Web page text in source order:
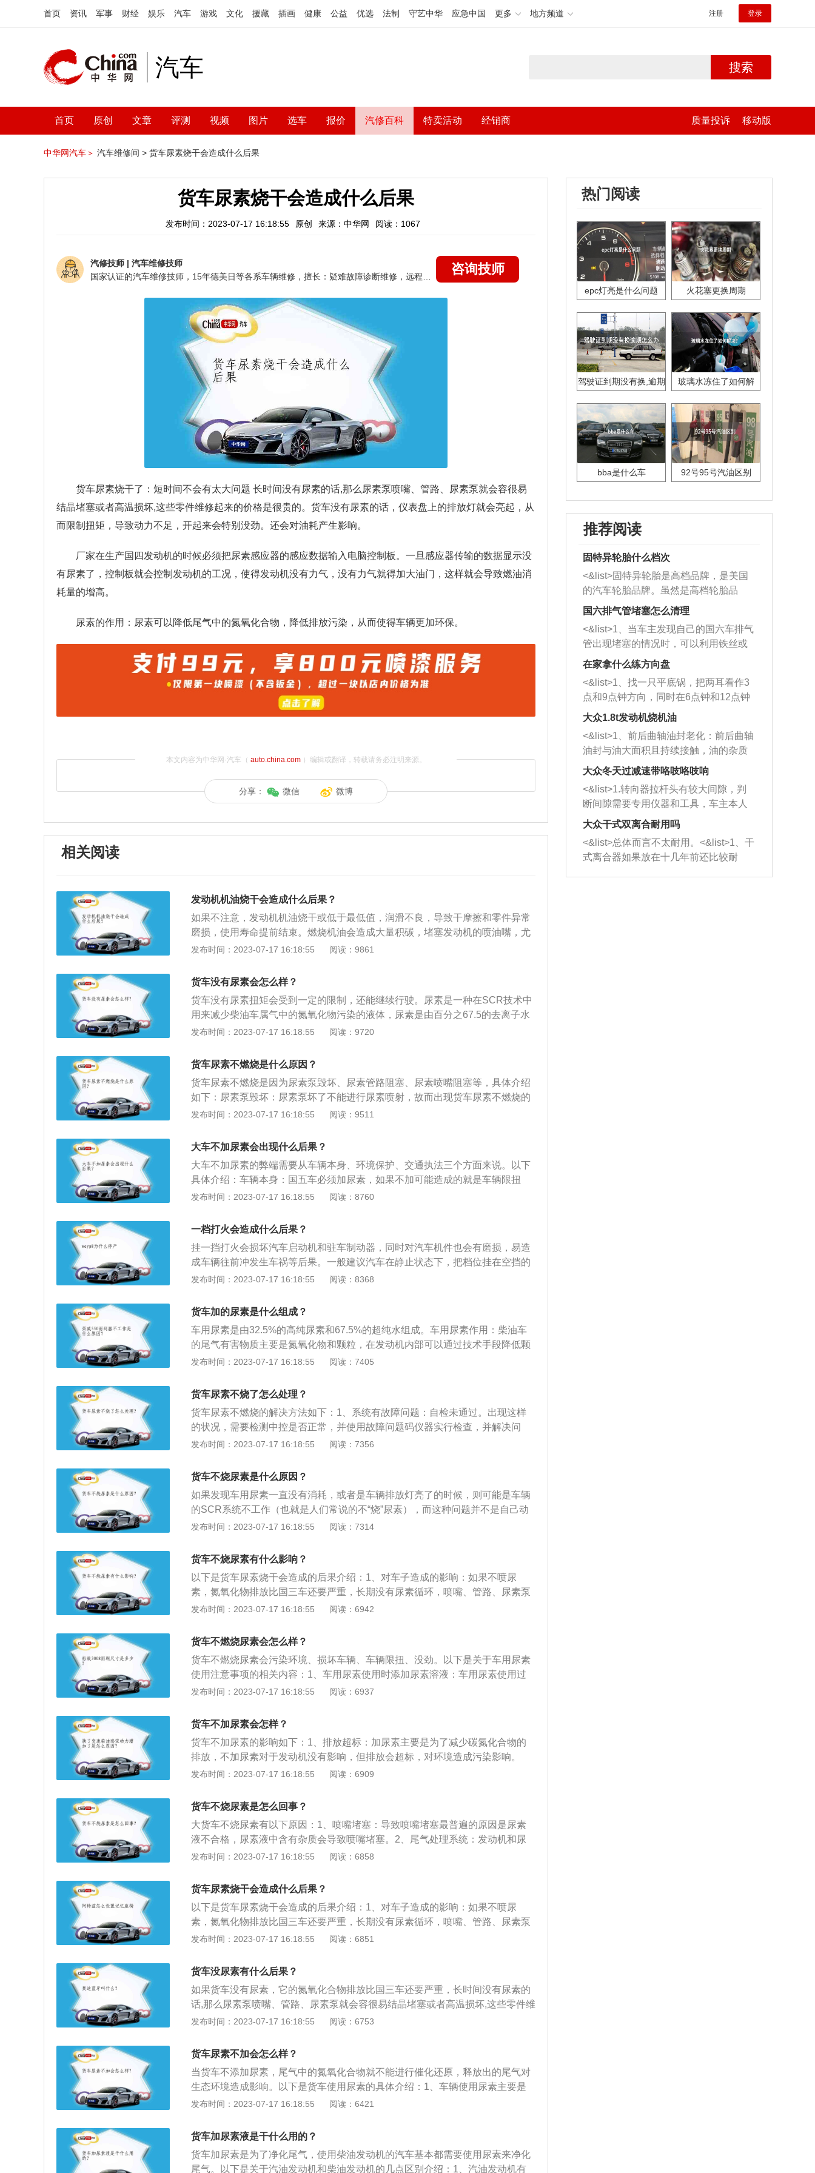
首页 资讯 军事 财经 娱乐 汽车 游戏 文化 援藏 插画 健康 公益 优选 法制 守艺中华 应急中国 更多 地方频道 注册 登录
汽车 搜索
首页 原创 文章 评测 视频 图片 选车 报价 汽修百科 特卖活动 经销商 质量投诉 移动版
中华网汽车＞ 汽车维修间 > 货车尿素烧干会造成什么后果
货车尿素烧干会造成什么后果
发布时间：2023-07-17 16:18:55 原创 来源：中华网 阅读：1067
汽修技师 | 汽车维修技师
咨询技师
货车尿素烧干了：短时间不会有太大问题 长时间没有尿素的话,那么尿素泵喷嘴、管路、尿素泵就会容很易
结晶堵塞或者高温损坏,这些零件维修起来的价格是很贵的。货车没有尿素的话，仪表盘上的排放灯就会亮起，从
而限制扭矩，导致动力不足，开起来会特别没劲。还会对油耗产生影响。
厂家在生产国四发动机的时候必须把尿素感应器的感应数据输入电脑控制板。一旦感应器传输的数据显示没
有尿素了，控制板就会控制发动机的工况，使得发动机没有力气，没有力气就得加大油门，这样就会导致燃油消
耗量的增高。
尿素的作用：尿素可以降低尾气中的氮氧化合物，降低排放污染，从而使得车辆更加环保。
本文内容为中华网·汽车（ auto.china.com）编辑或翻译，转载请务必注明来源。
分享： 微信 微博
相关阅读
发动机机油烧干会造成什么后果？
如果不注意，发动机机油烧干或低于最低值，润滑不良，导致干摩擦和零件异常
磨损，使用寿命提前结束。燃烧机油会造成大量积碳，堵塞发动机的喷油嘴，尤
其是气门，影响发动机的正常工作，发动机的工作压力不够，影响功率和油耗。
增加，废气排放超标，怠速不稳定，增加车辆隐患，增加经济负担。3、燃烧发
动机机油会导致发动机燃烧室内积碳增加、加速能力弱、速度慢、功率不足等不
良后果。4、长期的燃油燃烧无法解决，导致发动机润滑不足，发动机出现不可
修复的损坏甚至报废，导致维修费用大幅增加，甚至发生事故。
发布时间：2023-07-17 16:18:55 阅读：9861
货车没有尿素会怎么样？
货车没有尿素扭矩会受到一定的限制，还能继续行驶。尿素是一种在SCR技术中
用来减少柴油车属气中的氮氧化物污染的液体，尿素是由百分之67.5的去离子水
和百分之32.5的高纯尿素组成。扩展资料：加尿素是针对柴油发动机的车，由于
气物会对人体弓|起非常大伤害，出于下降这样的危害，理所当然使用柴油发机的
车要加尿素。加尿素有一个催化的功能，碰到氮氧化合物那么就会造成化学反
应，把氮氧化合物化成氩气和水然后才排出来。
发布时间：2023-07-17 16:18:55 阅读：9720
货车尿素不燃烧是什么原因？
货车尿素不燃烧是因为尿素泵毁坏、尿素管路阻塞、尿素喷嘴阻塞等，具体介绍
如下：尿素泵毁坏：尿素泵坏了不能进行尿素喷射，故而出现货车尿素不燃烧的
现象。尿素管路阻塞：喷嘴回液口堵塞或喷嘴回液口至尿素罐管路堵塞。可以利
住。尿素喷嘴阻塞：尿素喷射气压不够，尿素滤芯过脏，尿素溶液质量不合格等
都会导致尿素喷嘴阻塞。
发布时间：2023-07-17 16:18:55 阅读：9511
大车不加尿素会出现什么后果？
大车不加尿素的弊端需要从车辆本身、环境保护、交通执法三个方面来说。以下
具体介绍：车辆本身：国五车必须加尿素，如果不加可能造成的就是车辆限扭
矩，跑不起来，没劲，费油。环境保护：国家出台新的环保政策，重点对柴油车
少对大气危害的物质排放。所以不加尿素会对大气造成污染。交通执法：现在很
多地区有尾气检测点，就像超速检测一样，如果尾气超标被检测到，车辆会进行
处罚。
发布时间：2023-07-17 16:18:55 阅读：8760
一档打火会造成什么后果？
挂一挡打火会损坏汽车启动机和驻车制动器，同时对汽车机件也会有磨损，易造
成车辆往前冲发生车祸等后果。一般建议汽车在静止状态下，把档位挂在空挡的
位置，除非在陡坡的时候需要挂档以防车后溜。相关介绍如下：根据汽车速度适
迈以上35迈一下换三档；车速达到35迈以上，45迈一下换四档；车速达到45迈以
上换五档。以上是普通的五档变速汽车，对于6档以上的汽车，车速每提高约15
迈就可加一个档。另外换挡时要看好发动机的转速，在2500转左右时及时换挡最
好。自动挡汽车档位必须处于P或N档才可以启动车辆，因此完全可以使用空挡打
火不必担心对车辆造成损伤，如果在坡道上不采取制动措施，使用空挡打火容易
发布时间：2023-07-17 16:18:55 阅读：8368
货车加的尿素是什么组成？
车用尿素是由32.5%的高纯尿素和67.5%的超纯水组成。车用尿素作用：柴油车
的尾气有害物质主要是氮氧化物和颗粒，在发动机内部可以通过技术手段降低颗
粒排放，这样尾气里就主要是氮氧化物，采用喷射尿素到尾气后处理装置中，尿
和水，这一装置叫做SCR后处理系统。车用尿素含义：“尿素溶液”，顾名思义，
就是尿素溶解在液体里，而这个液体就是水。说得再简单一点，和你家厨房里的
糖、盐溶解在水里没什么区别。
发布时间：2023-07-17 16:18:55 阅读：7405
货车尿素不烧了怎么处理？
货车尿素不燃烧的解决方法如下：1、系统有故障问题：自检未通过。出现这样
的状况，需要检测中控是否正常，并使用故障问题码仪器实行检查，并解决问
题；2、建压流程液路或气路有堵塞或其他的故障问题：影响到减压失败。发生
理店实行维护更换；3、喷射环节喷油嘴堵塞：若是喷射环节发生喷油嘴堵塞，
需要清除喷油嘴，或直接前往修理厂实行维护更换。
发布时间：2023-07-17 16:18:55 阅读：7356
货车不烧尿素是什么原因？
如果发现车用尿素一直没有消耗，或者是车辆排放灯亮了的时候，则可能是车辆
的SCR系统不工作（也就是人们常说的不“烧”尿素），而这种问题并不是自己动
手能解决，应立即前往专业4S店进行检测维修。具体原因可能是：尿素泵损坏、
对生态环境造成极其恶劣的影响，同时国家法律法规也不允许。2、动力变弱：
这并不是因为不加车用尿素所造成的直接影响，而是发动机电控系统当监测不到
尿素的喷射，尾气污染超标时，会强行限制发动机的扭矩输出。3、损坏SCR喷
射系统：如果长期没有尿素，SCR系统中的喷嘴、管路以及尿素泵都可能会结晶
堵塞，或者因高温损坏。
发布时间：2023-07-17 16:18:55 阅读：7314
货车不烧尿素有什么影响？
以下是货车尿素烧干会造成的后果介绍：1、对车子造成的影响：如果不喷尿
素，氮氧化物排放比国三车还要严重，长期没有尿素循环，喷嘴、管路、尿素泵
都容易结晶堵塞或者高温损坏，修车非常贵；不加尿素、加水、尿素兑水都会亮
载体没有影响，对排温和NOx传感器没有影响。2、对油耗的影响：厂家在生产
国四发动机的时候必须把尿素感应器的感应数据输入电脑控制板。一旦感应器传
输的数据显示尿素已经消耗完或者没有尿素，控制板会控制发动机的工况，使发
动机显得没力气，没力气就得加大油门，油耗自然就高。即使这样发动机还是不
能满负荷输出功率。
发布时间：2023-07-17 16:18:55 阅读：6942
货车不燃烧尿素会怎么样？
货车不燃烧尿素会污染环境、损坏车辆、车辆限扭、没劲。以下是关于车用尿素
使用注意事项的相关内容：1、车用尿素使用时添加尿素溶液：车用尿素使用过
程中，应注意添加尿素溶液至100%(冬天温度低时，可加注90%)，当尿素溶液消
清洗：车用尿素使用时，在每年进行发动机保养时，对尿素箱也进行彻底的清
洗。打开尿素箱，放出箱内的沉淀，如果发现发现通气阀或加液口处出现白色结
晶，可用清水冲洗，也可用湿布擦拭，通气阀如发现堵塞，也可用清水清洗或更
换。
发布时间：2023-07-17 16:18:55 阅读：6937
货车不加尿素会怎样？
货车不加尿素的影响如下：1、排放超标：加尿素主要是为了减少碳氮化合物的
排放，不加尿素对于发动机没有影响，但排放会超标，对环境造成污染影响。
2、尿素喷嘴堵塞：若长期不使用尿素，柴油车系统里的化学物质会很快被氧
柴油氮氧化合物排放量比加尿素液的柴油车高4倍。同时由于OBD的限扭功能，
因此不加尿素的车辆则动力性下降。
发布时间：2023-07-17 16:18:55 阅读：6909
货车不烧尿素是怎么回事？
大货车不烧尿素有以下原因：1、喷嘴堵塞：导致喷嘴堵塞最普遍的原因是尿素
液不合格，尿素液中含有杂质会导致喷嘴堵塞。2、尾气处理系统：发动机和尿
素罐中间有集成芯片控制，根据发动机的动力输出来判断需要喷射多少尿素液，
绍：1、尿素：尿素是俗称，正规名字是柴油机尾气处理液，别的名称还有车辆
尿素，车用尿素，车辆环保尿素等。2、技术：尿素是SCR技术中必须要用到的
消耗品。SCR技术，是发动机生产厂商以便达到环保部门的要求，而发明的一种
技术。3、氨气：正常状况下，尿素对人体无害。但是尿素在高温状态下，会分
解出氨气。假如长期接触氨气，则可能有皮肤色素沉积或皮肤溃疡等症状。
发布时间：2023-07-17 16:18:55 阅读：6858
货车尿素烧干会造成什么后果？
以下是货车尿素烧干会造成的后果介绍：1、对车子造成的影响：如果不喷尿
素，氮氧化物排放比国三车还要严重，长期没有尿素循环，喷嘴、管路、尿素泵
都容易结晶堵塞或者高温损坏，修车非常贵；不加尿素、加水、尿素兑水都会亮
载体没有影响，对排温和NOx传感器没有影响。2、对油耗的影响：厂家在生产
国四发动机的时候必须把尿素感应器的感应数据输入电脑控制板。一旦感应器传
输的数据显示尿素已经消耗完或者没有尿素，控制板会控制发动机的工况，使发
动机显得没力气，没力气就得加大油门，油耗自然就高。即使这样发动机还是不
能满负荷输出功率。
发布时间：2023-07-17 16:18:55 阅读：6851
货车没尿素有什么后果？
如果货车没有尿素，它的氮氧化合物排放比国三车还要严重，长时间没有尿素的
话,那么尿素泵喷嘴、管路、尿素泵就会容很易结晶堵塞或者高温损坏,这些零件维
修起来的价格是很贵。货车没有尿素，仪表盘上的排放灯就会亮起，从而限制扭
素可以降低尾气中的氮氧化合物，降低排放污染，从而使得车辆更加环保。现在
大多数柴油发动机选择性催化还原技术。SCR方案在国Ⅳ柴油车尾气排放处理系
统中具有明显优势，而车用尿素是SCR方案的必需添加剂。原理就是发动机废气
在涡轮排出来后，直接进到排气管经过催化器转化，排气管上面的尿素喷嘴就会
在电脑的控制下喷出尿素水溶液，尿素水溶液和尾气中的氮氧化合物发生反应，
发布时间：2023-07-17 16:18:55 阅读：6753
货车尿素不加会怎么样？
当货车不添加尿素，尾气中的氮氧化合物就不能进行催化还原，释放出的尾气对
生态环境造成影响。以下是货车使用尿素的具体介绍：1、车辆使用尿素主要是
为将尾气中有害的氮氧化物还原成氮气和水。2、货车的尾气有害物质主要是氮
要是氮氧化物，采用喷射尿素到尾气后处理装置中，尿素在高温下分解为氨气，
在催化剂的作用下会和氮氧化物反应，生成无害的氮气和水，这一装置叫做SCR
后处理系统。3、汽车有专门的尿素箱，只要汽车运转，就会消耗尿素。所以也
发布时间：2023-07-17 16:18:55 阅读：6421
货车加尿素液是干什么用的？
货车加尿素是为了净化尾气，使用柴油发动机的汽车基本都需要使用尿素来净化
尾气。以下是关于汽油发动机和柴油发动机的几点区别介绍：1、汽油发动机有
热门阅读
epc灯亮是什么问题 火花塞更换周期
驾驶证到期没有换,逾期
玻璃水冻住了如何解
bba是什么车 92号95号汽油区别
推荐阅读
固特异轮胎什么档次
<&list>固特异轮胎是高档品牌，是美国
的汽车轮胎品牌。虽然是高档轮胎品
牌，但是中高低端的轮胎都有生产，这
也是为了更好的开拓市场。
国六排气管堵塞怎么清理
<&list>1、当车主发现自己的国六车排气
管出现堵塞的情况时，可以利用铁丝或
者是细棍，直接将杂物给取出来，如果
堵塞情况比较严重，也可以采取应急措
施。 <&list>2、直接利用木棍将所有的
杂物推到排气管里面的位置处，然后将
三元催化器拆解开，就可以将堵塞的东
西取出来。但如果是因为积碳过多引起
的堵塞，就需要将三元催化器泡在草酸
洗剂对堵塞的情况得到解决，将清洗剂
放在燃油箱中，与燃油混合后，车辆启
动时，就可以和汽油一起进入到燃烧
室，最后形成废气排出，就可以让三元
催化器得到清洗，排气管堵塞的情况就
能够得到解决。
在家拿什么练方向盘
<&list>1、找一只平底锅，把两耳看作3
点和9点钟方向，同时在6点钟和12点钟
方向做一个标记。 <&list>2、双手握住
一圈半的练习，往右同样也要打相同的
圈数。 <&list>3、最后强调要反复练
习，这样就可以形成肌肉记忆，在真实
驾驶车辆时，不需要记忆也能打好方
向。
大众1.8t发动机烧机油
<&list>1、前后曲轴油封老化：前后曲轴
油封与油大面积且持续接触，油的杂质
和发动机内持续温度变化使其密封效果
逐渐减弱，导致渗油或漏油。<&list>2、
活塞间隙过大：积碳会使活塞环与缸体
的间隙扩大，导致机油流入燃烧室中，
造成烧机油。<&list>3、机油粘度。使用
机油粘度过小的话，同样会有烧机油现
象，机油粘度过小具有很好的流动性，
大众冬天过减速带咯吱咯吱响
<&list>1.转向器拉杆头有较大间隙，判
断间隙需要专用仪器和工具，车主本人
无法制作，需要将车辆送到修理厂或4s
店；<&list>2.车辆半轴套管防尘罩破
裂，破裂后会出现漏油现象，使半轴磨
损严重，磨损的半轴容易损坏，产生异
响；<&list>3.稳定器的转向胶套和球头
大众干式双离合耐用吗
<&list>总体而言不太耐用。<&list>1、干
式离合器如果放在十几年前还比较耐